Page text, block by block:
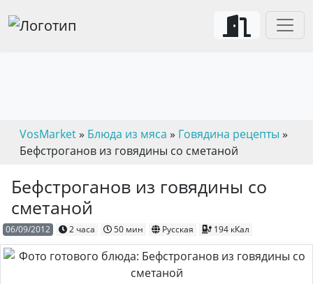
VosMarket» Блюда из мяса » Говядина рецепты »
Бефстроганов из говядины со сметаной
Бефстроганов из говядины со
сметаной
06/09/2012 2 часа 50 мин Русская 194 кКал